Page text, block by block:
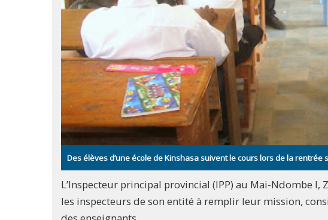
Des élèves d’une école de Kinshasa suivent le cours lors de la
L’Inspecteur principal provincial (IPP) au Mai-Ndombe
les inspecteurs de son entité à remplir leur mission,